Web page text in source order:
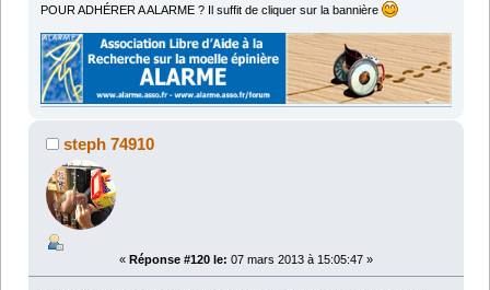
POUR ADHÉRER A ALARME ? Il suffit de cliquer sur la bannière
steph 74910
« Réponse #120 le: 07 mars 2013 à 15:05:47 »